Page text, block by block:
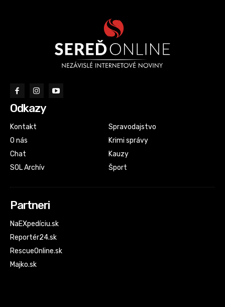
Odkazy
Kontakt
O nás
Chat
SOL Archív
Spravodajstvo
Krimi správy
Kauzy
Šport
Partneri
NaEXpedíciu.sk
Reportér24.sk
RescueOnline.sk
Majko.sk